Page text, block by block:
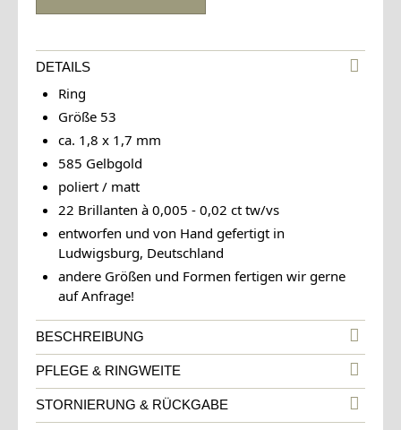
DETAILS
Ring
Größe 53
ca. 1,8 x 1,7 mm
585 Gelbgold
poliert / matt
22 Brillanten à 0,005 - 0,02 ct tw/vs
entworfen und von Hand gefertigt in
Ludwigsburg, Deutschland
andere Größen und Formen fertigen wir gerne
auf Anfrage!
BESCHREIBUNG
PFLEGE & RINGWEITE
STORNIERUNG & RÜCKGABE